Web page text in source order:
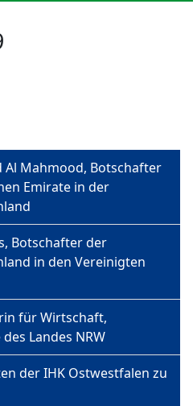
Al Mahmood, Botschafter
Emirate in der
Botschafter der
in den Vereinigten
für Wirtschaft,
Landes NRW
der IHK Ostwestfalen zu